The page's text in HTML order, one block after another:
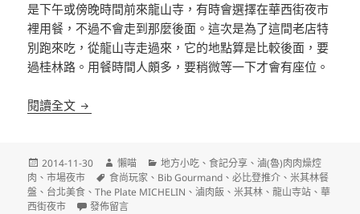
是下午或傍晚時間前來龍山寺，有時會選擇在華西街夜市
裡用餐，不過不會走到那麼後面。這次是為了這間老店特
別跑來吃，從龍山寺走過來，它的地點算是比較後面，要
過桂林路。用餐時間人頗多，要稍微等一下才會有座位。
閱讀全文 [台北]小王煮瓜（小王清湯瓜仔肉） 華西街夜市 必
發
佈
日
期:
2014-11-30
作
者
懶喵
分
類
地方小吃 、食記分享 、滷(魯)肉肉燥焢
肉 、市場夜市
標
籤
食尚玩家 、 Bib Gourmand 、必比登推介 、米其林餐
盤 、 台北美食 、The Plate MICHELIN 、滷肉飯 、米其林 、龍山寺站 、華
西街夜市
在〈[台北]小王煮瓜（小王清湯瓜仔肉） 華西街夜市 必比登推
發佈留言